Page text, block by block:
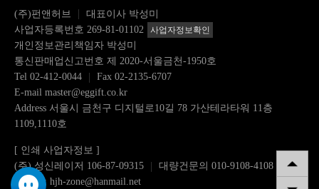
(주)펀앤허브
대표이사 박성미
사업자등록번호 269-81-01102
사업자정보확인
개인정보관리책임자 박성미
통신판매업신고번호 제 2020-서울금천-1950호
Tel 02-412-0044
Fax 02-2135-6707
E-mail master@eggift.co.kr
Address 서울시 금천구 디지털로10길 78 가산테라타워 11층
1109,1110호
[ 인쇄 사업자정보 ]
(주) 성신레이저 106-87-09315
대량건문의 010-9108-4108
이메일: hjh-zone@hanmail.net